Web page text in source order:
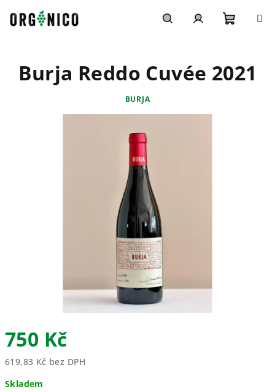
na
obsah
košík
750 Kč
619,83 Kč bez DPH
cena:
Skladem
Burja Reddo Cuvée 2021
BURJA